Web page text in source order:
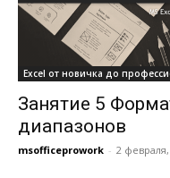
Excel от новичка до
Занятие 5
диапазонов
msofficeprowork - 2